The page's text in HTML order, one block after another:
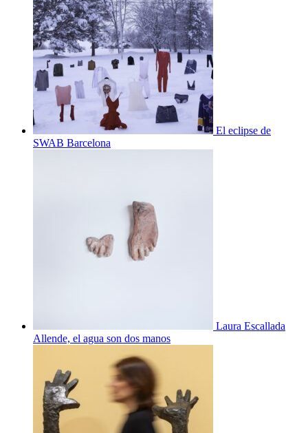
El eclipse de
SWAB Barcelona
Laura Escallada
Allende, el agua son dos manos